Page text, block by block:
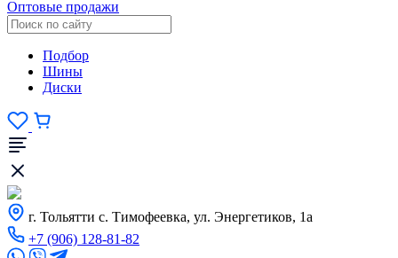
Оптовые продажи
Подбор
Шины
Диски
г. Тольятти с. Тимофеевка, ул. Энергетиков, 1а
+7 (906) 128-81-82